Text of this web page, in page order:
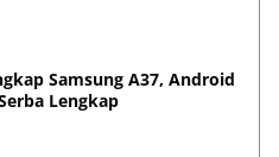
Samsung A37, Android
Lengkap